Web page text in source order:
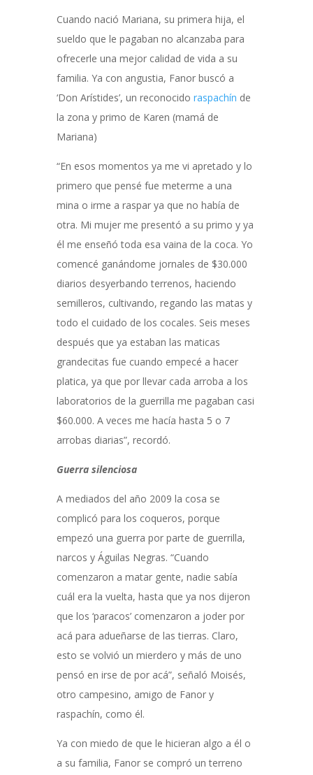
Cuando nació Mariana, su primera hija, el
sueldo que le pagaban no alcanzaba para
ofrecerle una mejor calidad de vida a su
familia. Ya con angustia, Fanor buscó a
‘Don Arístides’, un reconocido raspachín de
la zona y primo de Karen (mamá de
Mariana)
“En esos momentos ya me vi apretado y lo
primero que pensé fue meterme a una
mina o irme a raspar ya que no había de
otra. Mi mujer me presentó a su primo y ya
él me enseñó toda esa vaina de la coca. Yo
comencé ganándome jornales de $30.000
diarios desyerbando terrenos, haciendo
semilleros, cultivando, regando las matas y
todo el cuidado de los cocales. Seis meses
después que ya estaban las maticas
grandecitas fue cuando empecé a hacer
platica, ya que por llevar cada arroba a los
laboratorios de la guerrilla me pagaban casi
$60.000. A veces me hacía hasta 5 o 7
arrobas diarias”, recordó.
Guerra silenciosa
A mediados del año 2009 la cosa se
complicó para los coqueros, porque
empezó una guerra por parte de guerrilla,
narcos y Águilas Negras. “Cuando
comenzaron a matar gente, nadie sabía
cuál era la vuelta, hasta que ya nos dijeron
que los ‘paracos’ comenzaron a joder por
acá para adueñarse de las tierras. Claro,
esto se volvió un mierdero y más de uno
pensó en irse de por acá”, señaló Moisés,
otro campesino, amigo de Fanor y
raspachín, como él.
Ya con miedo de que le hicieran algo a él o
a su familia, Fanor se compró un terreno